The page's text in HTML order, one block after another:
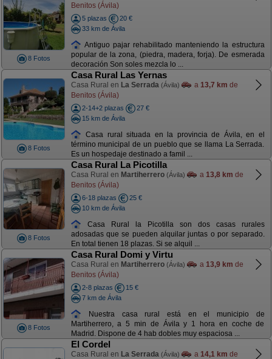
8 Fotos
Benitos (Ávila)
5 plazas
20 €
33 km de Ávila
Antiguo pajar rehabilitado manteniendo la estructura
popular de la zona, (piedra, madera, forja). De esmerada
decoración Son soles mezcla lo ...
8 Fotos
Casa Rural Las Yernas
Casa Rural en La Serrada (Ávila) a 13,7 km de
Benitos (Ávila)
2-14+2 plazas
27 €
15 km de Ávila
Casa rural situada en la provincia de Ávila, en el
término municipal de un pueblo que se llama La Serrada.
Es un hospedaje destinado a famil ...
8 Fotos
Casa Rural La Picotilla
Casa Rural en Martiherrero (Ávila) a 13,8 km de
Benitos (Ávila)
6-18 plazas
25 €
10 km de Ávila
Casa Rural la Picotilla son dos casas rurales
adosadas que se pueden alquilar juntas o por separado.
En total tienen 18 plazas. Si se alquil ...
8 Fotos
Casa Rural Domi y Virtu
Casa Rural en Martiherrero (Ávila) a 13,9 km de
Benitos (Ávila)
2-8 plazas
15 €
7 km de Ávila
Nuestra casa rural está en el municipio de
Martiherrero, a 5 min de Ávila y 1 hora en coche de
Madrid. Dispone de 4 hab dobles muy espaciosa ...
El Cordel
Casa Rural en La Serrada (Ávila) a 14,1 km de